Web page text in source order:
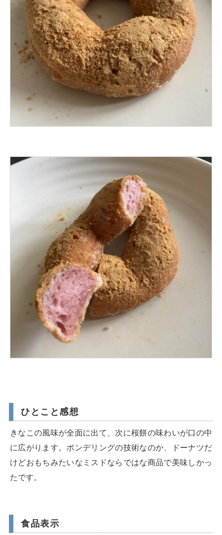
ひとこと感想
きなこの風味が全面に出て、次に桜餅の味わいが口の中
に広がります。ポンデリングの技術なのか、ドーナツだ
けどおもちみたいなミスドならではな商品で美味しかっ
たです。
食品表示